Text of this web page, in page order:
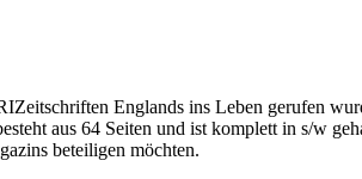
Englands ins Leben gerufen
aus 64 Seiten und ist komplett in s/w
beteiligen möchten.